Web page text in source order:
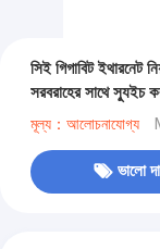
সিই গিগাবিট ইথারনেট
সরবরাহের সাথে স্যুইচ
মূল্য：আলোচনাযোগ্য
ভালো